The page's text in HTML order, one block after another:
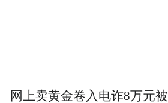
网上卖黄金卷入电诈8万元被